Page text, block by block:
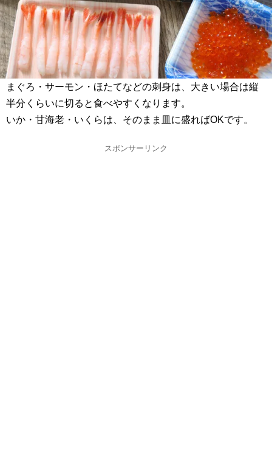
まぐろ・サーモン・ほたてなどの刺身は、大きい場合は縦
半分くらいに切ると食べやすくなります。
いか・甘海老・いくらは、そのまま皿に盛ればOKです。
スポンサーリンク